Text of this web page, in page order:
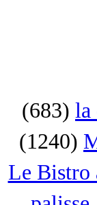
(683) la
(1240)
Le Bistro